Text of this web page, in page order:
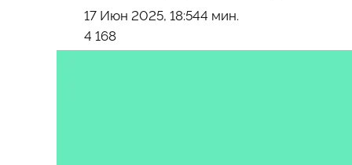
17 Июн 2025, 18:544 мин.
4 168